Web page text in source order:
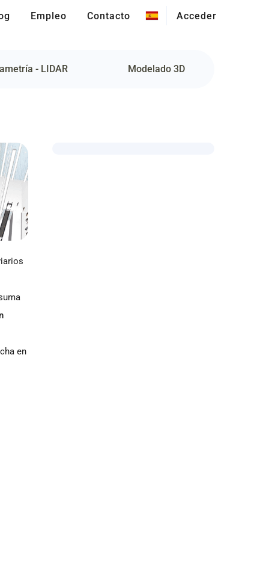
Empleo Contacto Acceder
- LIDAR Modelado 3D
en